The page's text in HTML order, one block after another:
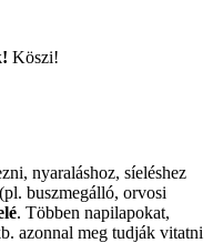
Köszi!
nyaraláshoz, síeléshez
(pl. buszmegálló, orvosi
. Többen napilapokat,
azonnal meg tudják vitatni